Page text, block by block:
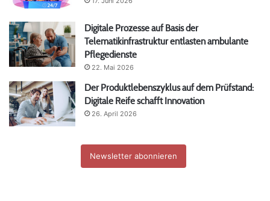
Digitale Prozesse auf Basis der
Telematikinfrastruktur entlasten ambulante
Pflegedienste
22. Mai 2026
Der Produktlebenszyklus auf dem Prüfstand:
Digitale Reife schafft Innovation
26. April 2026
Newsletter abonnieren